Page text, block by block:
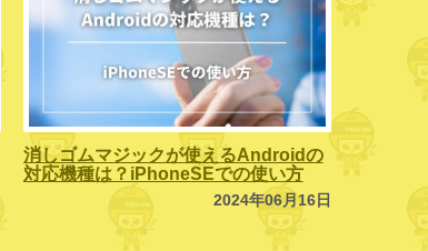
消しゴムマジックが使えるAndroidの
対応機種は？iPhoneSEでの使い方
2024年06月16日